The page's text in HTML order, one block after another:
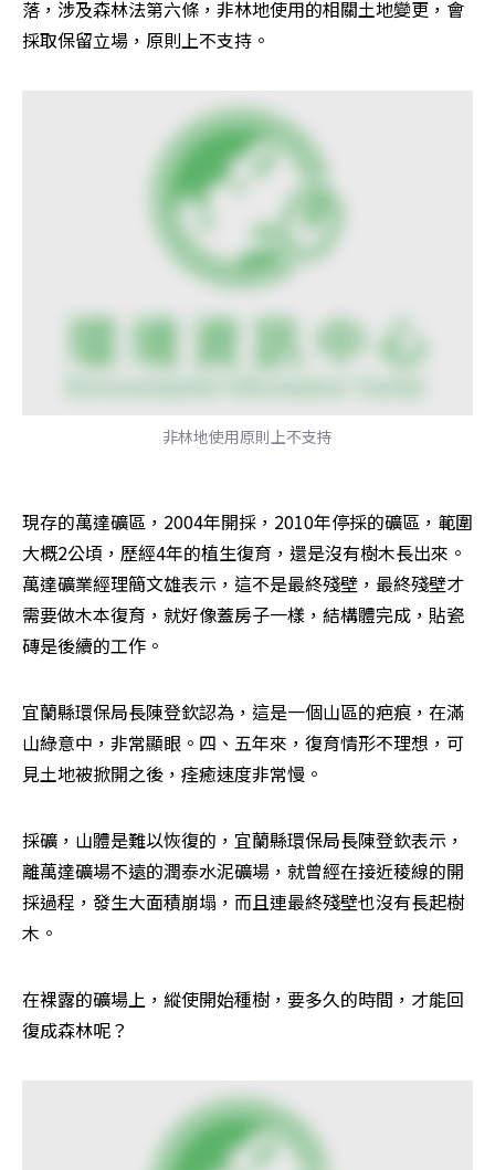
落，涉及森林法第六條，非林地使用的相關土地變更，會
採取保留立場，原則上不支持。
非林地使用原則上不支持
現存的萬達礦區，2004年開採，2010年停採的礦區，範圍
大概2公頃，歷經4年的植生復育，還是沒有樹木長出來。
萬達礦業經理簡文雄表示，這不是最終殘壁，最終殘壁才
需要做木本復育，就好像蓋房子一樣，結構體完成，貼瓷
磚是後續的工作。
宜蘭縣環保局長陳登欽認為，這是一個山區的疤痕，在滿
山綠意中，非常顯眼。四、五年來，復育情形不理想，可
見土地被掀開之後，痊癒速度非常慢。
採礦，山體是難以恢復的，宜蘭縣環保局長陳登欽表示，
離萬達礦場不遠的潤泰水泥礦場，就曾經在接近稜線的開
採過程，發生大面積崩塌，而且連最終殘壁也沒有長起樹
木。
在裸露的礦場上，縱使開始種樹，要多久的時間，才能回
復成森林呢？